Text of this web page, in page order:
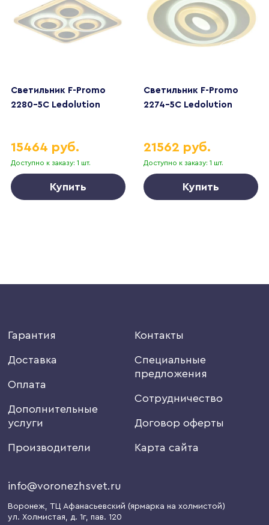
Светильник F-Promo
2280-5C Ledolution
Доступно к заказу: 1 шт.
15464 руб.
Купить
Светильник F-Promo
2274-5C Ledolution
Доступно к заказу: 1 шт.
21562 руб.
Купить
Гарантия
Доставка
Оплата
Дополнительные
услуги
Производители
Контакты
Специальные
предложения
Сотрудничество
Договор оферты
Карта сайта
info@voronezhsvet.ru
Воронеж, ТЦ Афанасьевский (ярмарка на холмистой)
ул. Холмистая, д. 1г, пав. 120